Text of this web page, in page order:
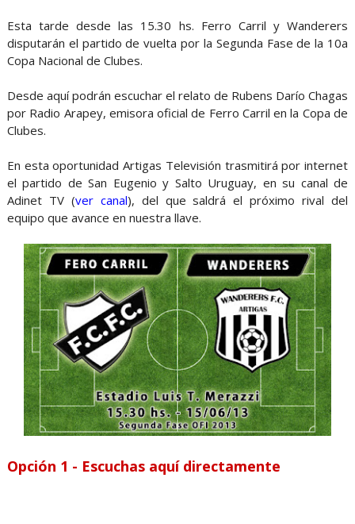
Esta tarde desde las 15.30 hs. Ferro Carril y Wanderers
disputarán el partido de vuelta por la Segunda Fase de la 10a
Copa Nacional de Clubes.
Desde aquí podrán escuchar el relato de Rubens Darío Chagas
por Radio Arapey, emisora oficial de Ferro Carril en la Copa de
Clubes.
En esta oportunidad Artigas Televisión trasmitirá por internet
el partido de San Eugenio y Salto Uruguay, en su canal de
Adinet TV (ver canal), del que saldrá el próximo rival del
equipo que avance en nuestra llave.
Opción 1 - Escuchas aquí directamente